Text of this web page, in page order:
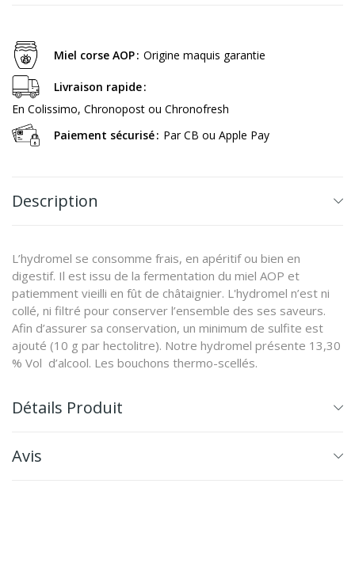
Miel corse AOP Origine maquis garantie
Livraison rapide
En Colissimo, Chronopost ou Chronofresh
Paiement sécurisé
Par CB ou Apple Pay
Description
L’hydromel se consomme frais, en apéritif ou bien en
digestif. Il est issu de la fermentation du miel AOP et
patiemment vieilli en fût de châtaignier. L'hydromel n’est ni
collé, ni filtré pour conserver l’ensemble des ses saveurs.
Afin d’assurer sa conservation, un minimum de sulfite est
ajouté (10 g par hectolitre). Notre hydromel présente 13,30
% Vol d’alcool. Les bouchons thermo-scellés.
Détails Produit
Avis